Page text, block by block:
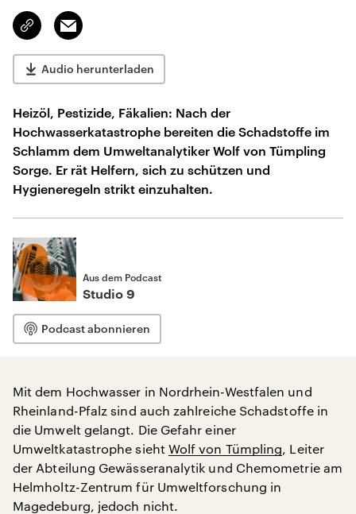
Link
kopieren/teilen
Email
Audio herunterladen
Heizöl, Pestizide, Fäkalien: Nach der
Hochwasserkatastrophe bereiten die Schadstoffe im
Schlamm dem Umweltanalytiker Wolf von Tümpling
Sorge. Er rät Helfern, sich zu schützen und
Hygieneregeln strikt einzuhalten.
Aus dem Podcast
Studio 9
Podcast abonnieren
Mit dem Hochwasser in Nordrhein-Westfalen und
Rheinland-Pfalz sind auch zahlreiche Schadstoffe in
die Umwelt gelangt. Die Gefahr einer
Umweltkatastrophe sieht Wolf von Tümpling, Leiter
der Abteilung Gewässeranalytik und Chemometrie am
Helmholtz-Zentrum für Umweltforschung in
Magedeburg, jedoch nicht.